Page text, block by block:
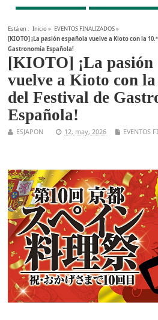
Está en : Inicio» EVENTOS FINALIZADOS»
[KIOTO] ¡La pasión española vuelve a Kioto con la
Gastronomía Española!
[KIOTO] ¡La pasión
vuelve a Kioto con la
del Festival de
Española!
ESJAPON 12, may, 2026 EVENTOS